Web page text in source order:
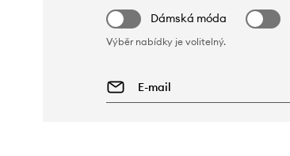
Dámská móda
Výběr nabídky je volitelný.